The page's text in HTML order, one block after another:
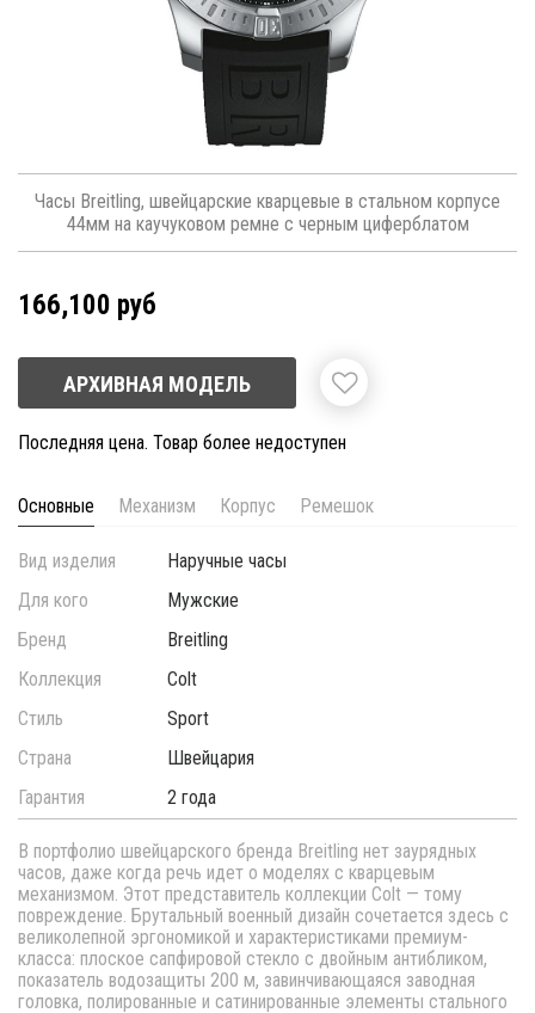
Часы Breitling, швейцарские кварцевые в стальном корпусе
44мм на каучуковом ремне с черным циферблатом
166,100 руб
АРХИВНАЯ МОДЕЛЬ
Последняя цена. Товар более недоступен
Основные Механизм Корпус Ремешок
Вид изделия
Наручные часы
Для кого
Мужские
Бренд
Breitling
Коллекция
Colt
Стиль
Sport
Страна
Швейцария
Гарантия
2 года
В портфолио швейцарского бренда Breitling нет заурядных
часов, даже когда речь идет о моделях с кварцевым
механизмом. Этот представитель коллекции Colt — тому
повреждение. Брутальный военный дизайн сочетается здесь с
великолепной эргономикой и характеристиками премиум-
класса: плоское сапфировой стекло с двойным антибликом,
показатель водозащиты 200 м, завинчивающаяся заводная
головка, полированные и сатинированные элементы стального